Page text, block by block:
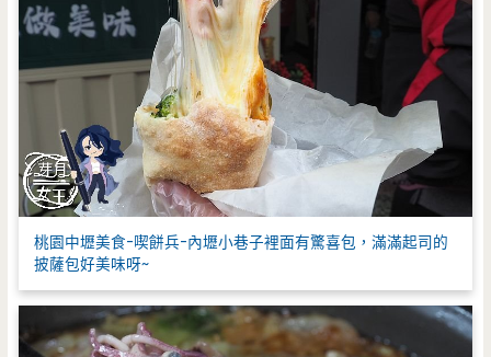
桃園中壢美食-喫餅兵-內壢小巷子裡面有驚喜包，滿滿起司的
披薩包好美味呀~